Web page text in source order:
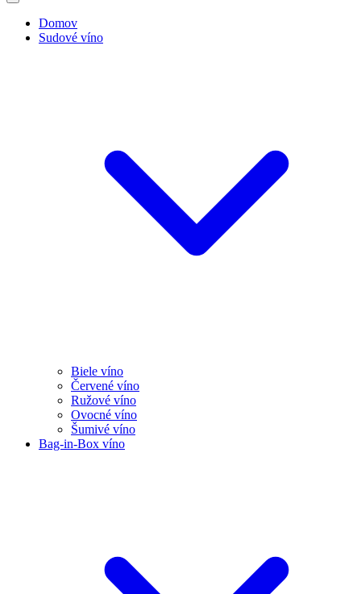
Domov
Sudové víno
Biele víno
Červené víno
Ružové víno
Ovocné víno
Šumivé víno
Bag-in-Box víno